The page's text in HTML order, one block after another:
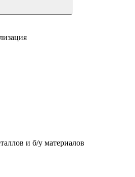
и б/у материалов